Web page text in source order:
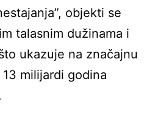
objekti se
talasnim dužinama i
ukazuje na značajnu
milijardi godina